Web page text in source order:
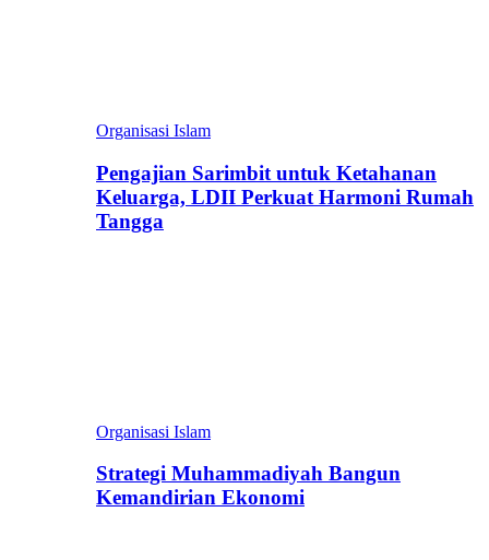
Organisasi Islam
Pengajian Sarimbit untuk Ketahanan
Keluarga, LDII Perkuat Harmoni Rumah
Tangga
Organisasi Islam
Strategi Muhammadiyah Bangun
Kemandirian Ekonomi